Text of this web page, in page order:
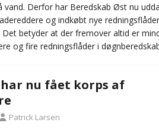
vand. Derfor har Beredskab Øst nu
og indkøbt nye
betyder at der fremover altid er
og fire redningsflåder i
nu fået korps af
Patrick Larsen